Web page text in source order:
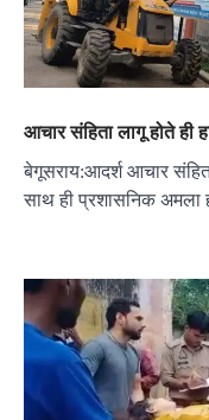
आचार संहिता लागू होते ही
बेगूसराय:आदर्श आचार
साथ ही प्रशासनिक